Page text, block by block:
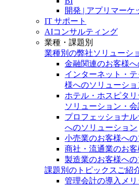
開発 | アプリマーケ
IT サポート
AIコンサルティング
業種・課題別
業種別の弊社ソリューシ
金融関連のお客様
インターネット・
様へのソリューショ
ホテル・ホスピタ
ソリューション・
プロフェッショナ
へのソリューション
小売業のお客様へ
商社・流通業のお
製造業のお客様へ
課題別のトピックスご紹
管理会計の導入メリ